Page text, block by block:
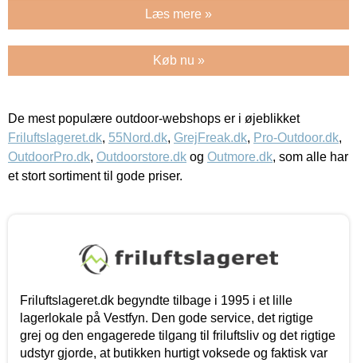
Læs mere »
Køb nu »
De mest populære outdoor-webshops er i øjeblikket
Friluftslageret.dk, 55Nord.dk, GrejFreak.dk, Pro-Outdoor.dk,
OutdoorPro.dk, Outdoorstore.dk og Outmore.dk, som alle har
et stort sortiment til gode priser.
Friluftslageret.dk begyndte tilbage i 1995 i et lille
lagerlokale på Vestfyn. Den gode service, det rigtige
grej og den engagerede tilgang til friluftsliv og det rigtige
udstyr gjorde, at butikken hurtigt voksede og faktisk var